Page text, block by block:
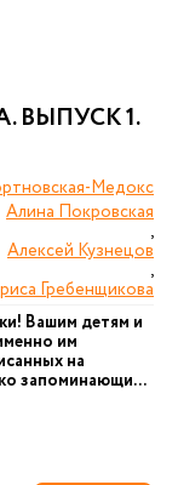
ВЫПУСК 1.
Медокс
Алина Покровская
,
Алексей Кузнецов
,
Гребенщикова
Вашим детям и
им
на
запоминающи...